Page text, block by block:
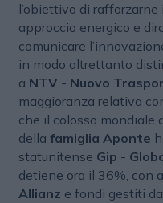
l’obiettivo di
approccio energico e
comunicare
in modo altrettanto
a NTV - Nuovo
maggioranza relativa
che il colosso mondiale
della famiglia Aponte
statunitense Gip -
detiene ora il 36%, con
Allianz e fondi gestiti da